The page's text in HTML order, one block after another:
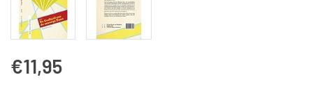
€11,95